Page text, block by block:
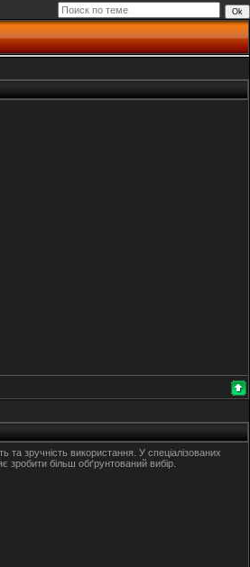
та зручність використання. У спеціалізованих
більш обґрунтований вибір.